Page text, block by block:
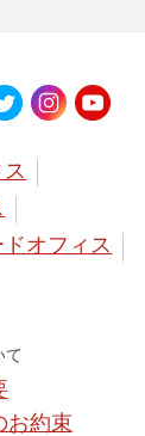
オフィス
て
お約束